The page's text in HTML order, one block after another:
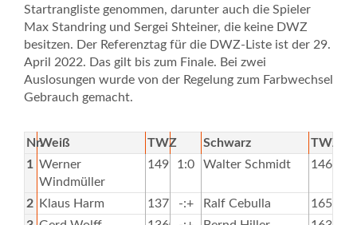
Startrangliste genommen, darunter auch die Spieler
Max Standring und Sergei Shteiner, die keine DWZ
besitzen. Der Referenztag für die DWZ-Liste ist der 29.
April 2022. Das gilt bis zum Finale. Bei zwei
Auslosungen wurde von der Regelung zum Farbwechsel
Gebrauch gemacht.
Nr.Weiß TWZ Schwarz
TWZ
1 Werner
Windmüller
1499 1:0 Walter Schmidt 1462
2 Klaus Harm 1377 -:+ Ralf Cebulla
1650